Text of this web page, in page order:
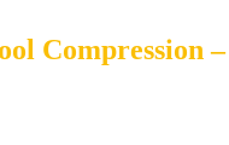
Compression –